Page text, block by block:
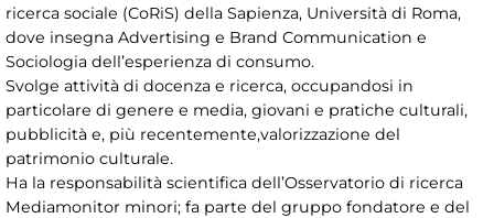
ricerca sociale (CoRiS) della Sapienza, Università di Roma,
dove insegna Advertising e Brand Communication e
Sociologia dell’esperienza di consumo.
Svolge attività di docenza e ricerca, occupandosi in
particolare di genere e media, giovani e pratiche culturali,
pubblicità e, più recentemente,valorizzazione del
patrimonio culturale.
Ha la responsabilità scientifica dell’Osservatorio di ricerca
Mediamonitor minori; fa parte del gruppo fondatore e del